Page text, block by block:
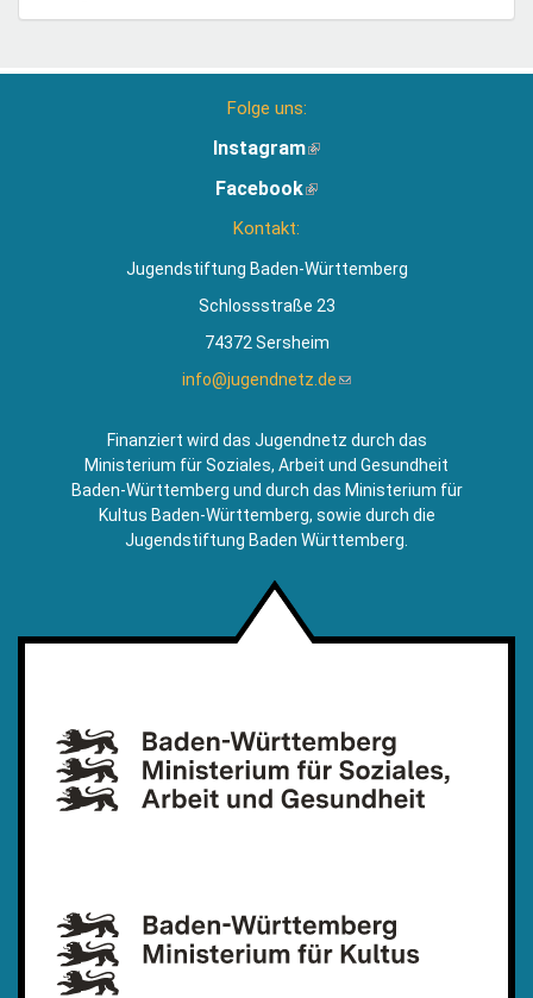
Folge uns:
Instagram(Link
extern)
Facebook(Link
Kontakt:
Jugendstiftung Baden-Württemberg
Schlossstraße 23
74372 Sersheim
info@jugendnetz.de(Link
Mail)
Finanziert wird das Jugendnetz durch das
Ministerium für Soziales, Arbeit und Gesundheit
Baden-Württemberg und durch das Ministerium für
Kultus Baden-Württemberg, sowie durch die
Jugendstiftung Baden Württemberg.